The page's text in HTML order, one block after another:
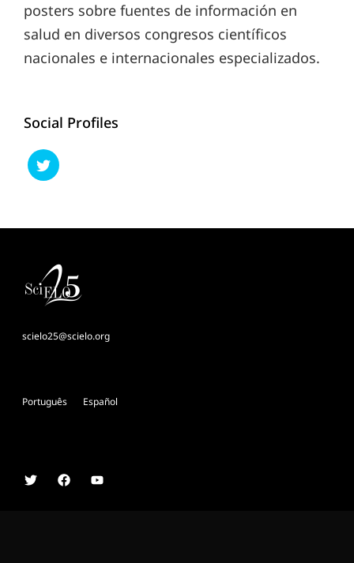
posters sobre fuentes de información en
salud en diversos congresos científicos
nacionales e internacionales especializados.
Social Profiles
scielo25@scielo.org
Português Español